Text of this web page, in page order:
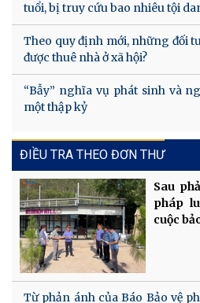
tuổi, bị truy cứu bao nhiêu tội
Theo quy định mới, những đối
được thuê nhà ở xã hội?
“Bẫy” nghĩa vụ phát sinh và
một thập kỷ
ĐIỀU TRA THEO ĐƠN THƯ
Sau
pháp
cuộc
Từ phản ánh của Báo Bảo vệ